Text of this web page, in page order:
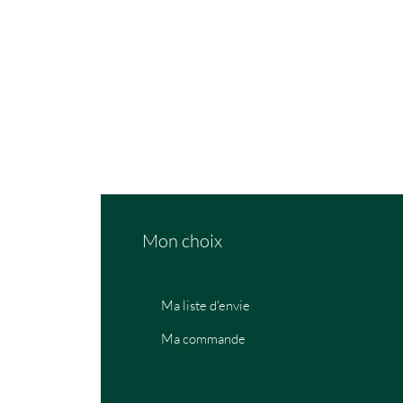
Mon choix
Ma liste d'envie
Ma commande